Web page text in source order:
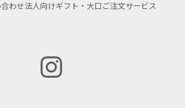
わせ法人向けギフト・大口ご注文サービス